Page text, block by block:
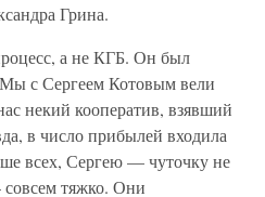
Грина.
а не КГБ. Он был
Мы с Сергеем Котовым вели
некий кооператив, взявший
в число прибылей входила
всех, Сергею — чуточку не
совсем тяжко. Они